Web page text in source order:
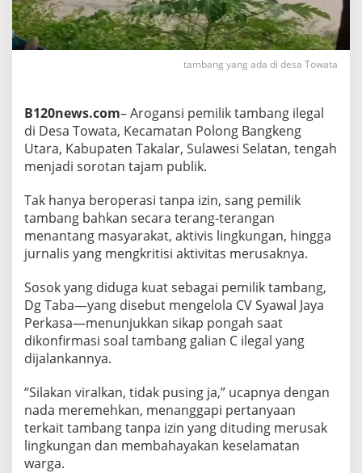
T
a
m
b
'
I
l
e
g
l
'
d
i
T
k
a
a
r
n
B
e
tambang yang ada di desa Towata
B120news.com– Arogansi pemilik tambang ilegal
di Desa Towata, Kecamatan Polong Bangkeng
Utara, Kabupaten Takalar, Sulawesi Selatan, tengah
menjadi sorotan tajam publik.
Tak hanya beroperasi tanpa izin, sang pemilik
tambang bahkan secara terang-terangan
menantang masyarakat, aktivis lingkungan, hingga
jurnalis yang mengkritisi aktivitas merusaknya.
Sosok yang diduga kuat sebagai pemilik tambang,
Dg Taba—yang disebut mengelola CV Syawal Jaya
Perkasa—menunjukkan sikap pongah saat
dikonfirmasi soal tambang galian C ilegal yang
dijalankannya.
“Silakan viralkan, tidak pusing ja,” ucapnya dengan
nada meremehkan, menanggapi pertanyaan
terkait tambang tanpa izin yang dituding merusak
lingkungan dan membahayakan keselamatan
warga.